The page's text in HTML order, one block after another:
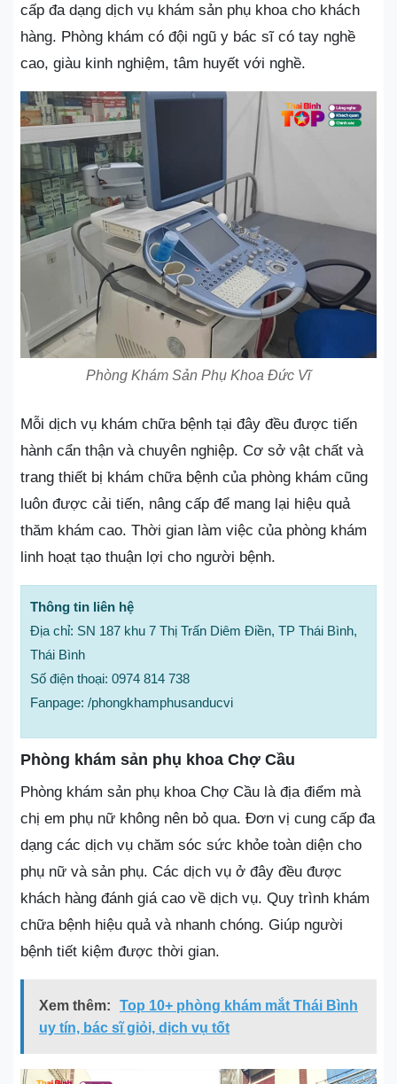
cấp đa dạng dịch vụ khám sản phụ khoa cho khách
hàng. Phòng khám có đội ngũ y bác sĩ có tay nghề
cao, giàu kinh nghiệm, tâm huyết với nghề.
Phòng Khám Sản Phụ Khoa Đức Vĩ
Mỗi dịch vụ khám chữa bệnh tại đây đều được tiến
hành cẩn thận và chuyên nghiệp. Cơ sở vật chất và
trang thiết bị khám chữa bệnh của phòng khám cũng
luôn được cải tiến, nâng cấp để mang lại hiệu quả
thăm khám cao. Thời gian làm việc của phòng khám
linh hoạt tạo thuận lợi cho người bệnh.
Thông tin liên hệ
Địa chỉ: SN 187 khu 7 Thị Trấn Diêm Điền, TP Thái Bình,
Thái Bình
Số điện thoại: 0974 814 738
Fanpage: /phongkhamphusanducvi
Phòng khám sản phụ khoa Chợ Cầu
Phòng khám sản phụ khoa Chợ Cầu là địa điểm mà
chị em phụ nữ không nên bỏ qua. Đơn vị cung cấp đa
dạng các dịch vụ chăm sóc sức khỏe toàn diện cho
phụ nữ và sản phụ. Các dịch vụ ở đây đều được
khách hàng đánh giá cao về dịch vụ. Quy trình khám
chữa bệnh hiệu quả và nhanh chóng. Giúp người
bệnh tiết kiệm được thời gian.
Xem thêm:
Top 10+ phòng khám mắt Thái Bình
uy tín, bác sĩ giỏi, dịch vụ tốt